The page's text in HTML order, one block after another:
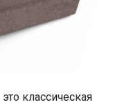
классическая